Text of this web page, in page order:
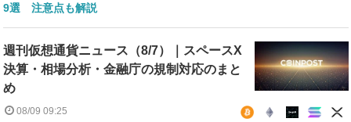
9選 注意点も解説
週刊仮想通貨ニュース（8/7）｜スペースX
決算・相場分析・金融庁の規制対応のまと
め
08/09 09:25